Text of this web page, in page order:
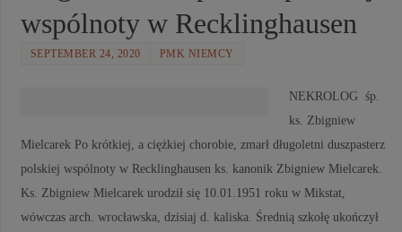
wspólnoty w Recklinghausen
SEPTEMBER 24, 2020 PMK NIEMCY
NEKROLOG śp.
ks. Zbigniew
Mielcarek Po krótkiej, a ciężkiej chorobie, zmarł długoletni duszpasterz
polskiej wspólnoty w Recklinghausen ks. kanonik Zbigniew Mielcarek.
Ks. Zbigniew Mielcarek urodził się 10.01.1951 roku w Mikstat,
wówczas arch. wrocławska, dzisiaj d. kaliska. Średnią szkołę ukończył